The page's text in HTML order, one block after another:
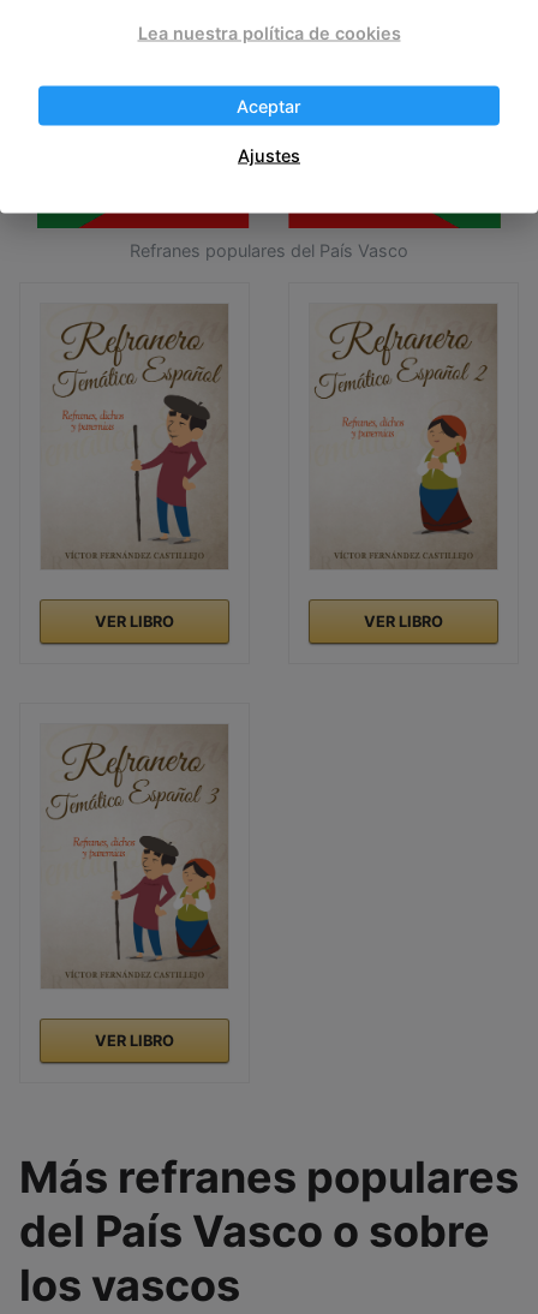
Refranes populares del País Vasco
VER LIBRO VER LIBRO
VER LIBRO
Más refranes populares
del País Vasco o sobre
los vascos
Lea nuestra política de cookies
Aceptar
Ajustes